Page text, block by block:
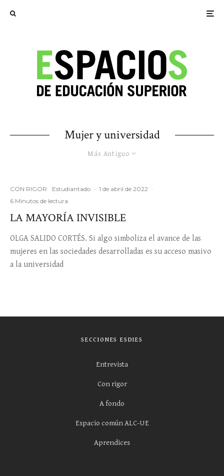
Mujer y universidad
Más Antiguo
CON RIGOR Estudiantado · 1 de abril de 2022 ·
6 Minutos de lectura
LA MAYORÍA INVISIBLE
OLGA SALIDO CORTÉS. Si algo simboliza el avance de las
mujeres en las sociedades desarrolladas es su acceso masivo
a la universidad
SECCIONES ESDIES
Entrevista
Con rigor
A fondo
Espacio común ALC-UE
Aprendices